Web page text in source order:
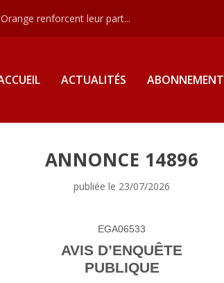
renforcent leur part...
ACTUALITÉS ABONNEMENT
ANNONCE 14896
publiée le 23/07/2026
EGA06533
AVIS D’ENQUÊTE
PUBLIQUE